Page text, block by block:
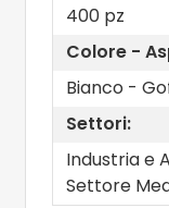
400 pz
Colore -
Bianco -
Settori:
Industria e
Settore